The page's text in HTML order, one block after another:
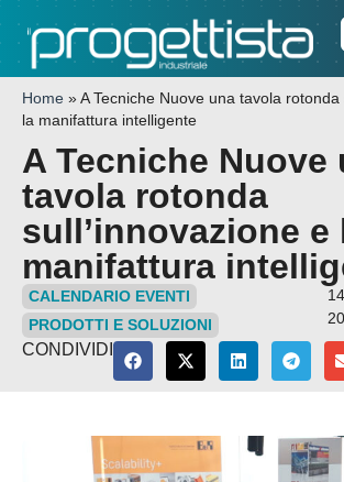
Home » A Tecniche Nuove una tavola rotonda
la manifattura intelligente
A Tecniche Nuove
tavola rotonda
sull’innovazione e
manifattura
CALENDARIO EVENTI
PRODOTTI E SOLUZIONI
CONDIVIDI